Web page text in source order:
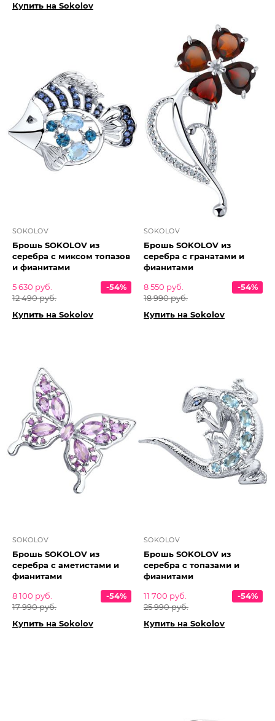
Купить на Sokolov
SOKOLOV
Брошь SOKOLOV из
серебра с миксом топазов
и фианитами
5 630 руб.
12 490 руб.
-54%
Купить на Sokolov
SOKOLOV
Брошь SOKOLOV из
серебра с гранатами и
фианитами
8 550 руб.
18 990 руб.
-54%
Купить на Sokolov
SOKOLOV
Брошь SOKOLOV из
серебра с аметистами и
фианитами
8 100 руб.
17 990 руб.
-54%
Купить на Sokolov
SOKOLOV
Брошь SOKOLOV из
серебра с топазами и
фианитами
11 700 руб.
25 990 руб.
-54%
Купить на Sokolov